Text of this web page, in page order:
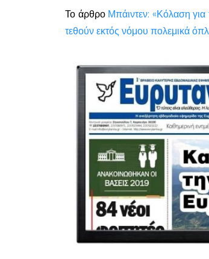
Το άρθρο Μπάιντεν: «Κόλαση
τεθούν εκτός νόμου πολεμικά